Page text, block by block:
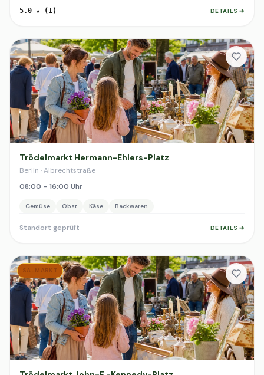
5.0 ★ (1) DETAILS ➔
Trödelmarkt Hermann-Ehlers-Platz
Berlin · Albrechtstraße
08:00 – 16:00 Uhr
Gemüse Obst Käse Backwaren
Standort geprüft DETAILS ➔
SA-MARKT